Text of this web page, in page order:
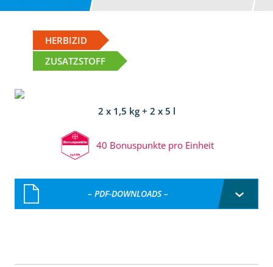
HERBIZID
ZUSATZSTOFF
2 x 1,5 kg + 2 x 5 l
40 Bonuspunkte pro Einheit
– PDF-DOWNLOADS –